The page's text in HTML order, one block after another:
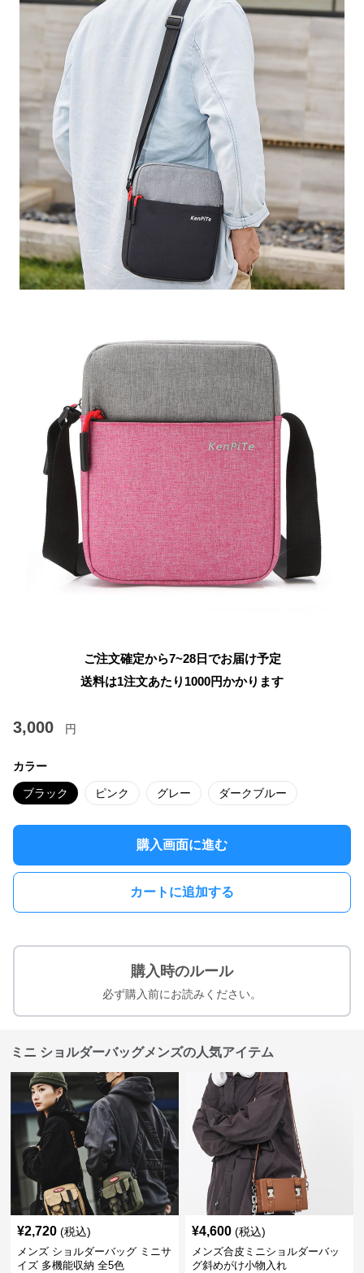
ご注文確定から7~28日でお届け予定
送料は1注文あたり 1000円かかります
3,000 円
カラー
ブラック ピンク グレー ダークブルー
購入画面に進む
カートに追加する
購入時のルール
必ず購入前にお読みください。
ミニ ショルダーバッグメンズの人気アイテム
¥2,720 (税込)
メンズ ショルダーバッグ ミニサ
イズ 多機能収納 全5色
¥4,600 (税込)
メンズ合皮ミニショルダーバッ
グ斜めがけ小物入れ